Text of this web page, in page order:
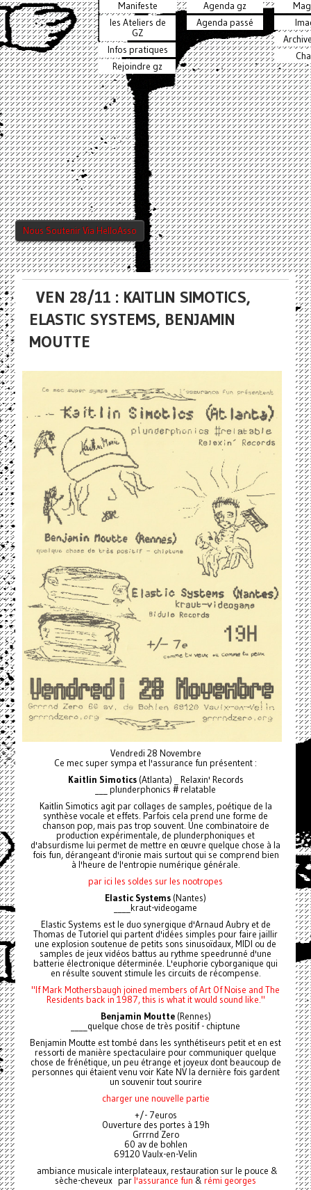
Manifeste
les Ateliers de
GZ
Infos pratiques
Rejoindre gz
Agenda gz
Agenda passé
Nous Soutenir Via HelloAsso
VEN 28/11 : KAITLIN SIMOTICS,
ELASTIC SYSTEMS, BENJAMIN
MOUTTE
Vendredi 28 Novembre
Ce mec super sympa et l'assurance fun présentent :
Kaitlin Simotics(Atlanta) _ Relaxin' Records
___ plunderphonics # relatable
Kaitlin Simotics agit par collages de samples, poétique de la
synthèse vocale et effets. Parfois cela prend une forme de
chanson pop, mais pas trop souvent. Une combinatoire de
production expérimentale, de plunderphoniques et
d'absurdisme lui permet de mettre en œuvre quelque chose à la
fois fun, dérangeant d'ironie mais surtout qui se comprend bien
à l'heure de l'entropie numérique générale.
par ici les soldes sur les nootropes
Elastic Systems (Nantes)
____kraut-videogame
Elastic Systems est le duo synergique d'Arnaud Aubry et de
Thomas de Tutoriel qui partent d'idées simples pour faire jaillir
une explosion soutenue de petits sons sinusoïdaux, MIDI ou de
samples de jeux vidéos battus au rythme speedrunné d'une
batterie électronique déterminée. L'euphorie cyborganique qui
en résulte souvent stimule les circuits de récompense.
"If Mark Mothersbaugh joined members of Art Of Noise and The
Residents back in 1987, this is what it would sound like."
Benjamin Moutte(Rennes)
____quelque chose de très positif - chiptune
Benjamin Moutte est tombé dans les synthétiseurs petit et en est
ressorti de manière spectaculaire pour communiquer quelque
chose de frénétique, un peu étrange et joyeux dont beaucoup de
personnes qui étaient venu voir Kate NV la dernière fois gardent
un souvenir tout sourire
charger une nouvelle partie
+/- 7euros
Ouverture des portes à 19h
Grrrnd Zero
60 av de bohlen
69120 Vaulx-en-Velin
ambiance musicale interplateaux, restauration sur le pouce &
sèche-cheveux parl'assurance fun & rémi georges